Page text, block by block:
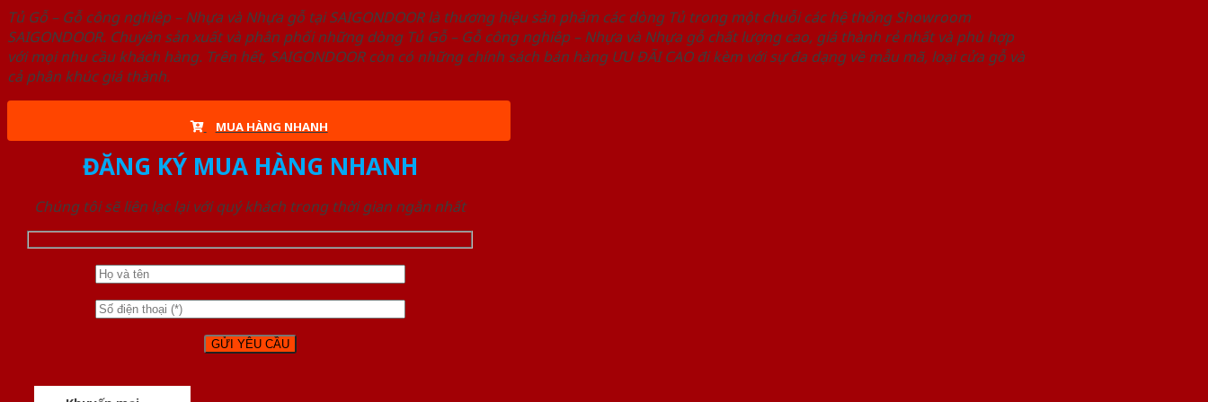
Tủ Gỗ – Gỗ công nghiêp – Nhựa và Nhựa gỗ tại SAIGONDOOR là thương hiệu sản phẩm các dòng Tủ trong một chuỗi các hệ thống Showroom
SAIGONDOOR. Chuyên sản xuất và phân phối những dòng Tủ Gỗ – Gỗ công nghiêp – Nhựa và Nhựa gỗ chất lượng cao, giá thành rẻ nhất và phù hợp
với mọi nhu cầu khách hàng. Trên hết, SAIGONDOOR còn có những chính sách bán hàng ƯU ĐÃI CAO đi kèm với sự đa dạng về mẫu mã, loại cửa gỗ và
cả phân khúc giá thành.
MUA HÀNG NHANH
ĐĂNG KÝ MUA HÀNG NHANH
Chúng tôi sẽ liên lạc lại với quý khách trong thời gian ngắn nhất